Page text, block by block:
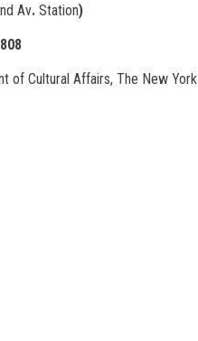
Av. Station)
of Cultural Affairs, The New